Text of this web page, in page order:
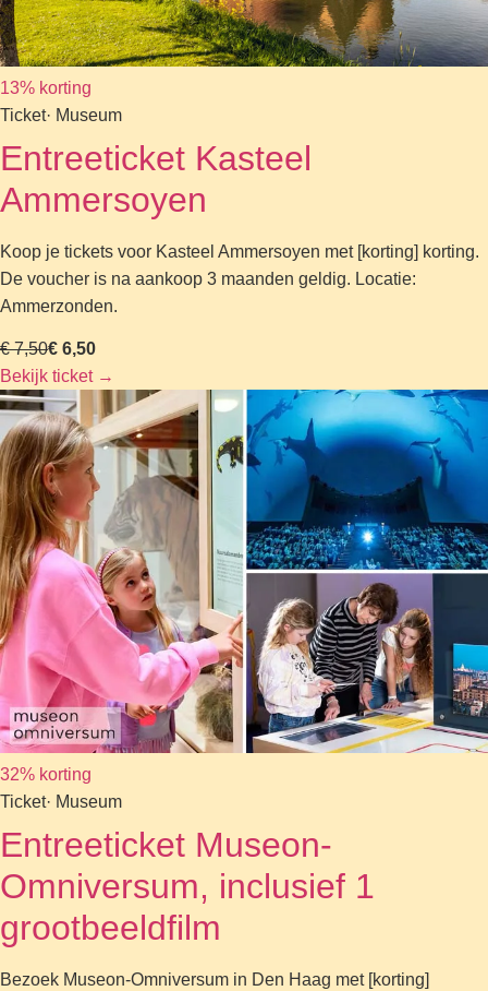
13% korting
Ticket· Museum
Entreeticket Kasteel
Ammersoyen
Koop je tickets voor Kasteel Ammersoyen met [korting] korting.
De voucher is na aankoop 3 maanden geldig. Locatie:
Ammerzonden.
€ 7,50€ 6,50
Bekijk ticket →
32% korting
Ticket· Museum
Entreeticket Museon-
Omniversum, inclusief 1
grootbeeldfilm
Bezoek Museon-Omniversum in Den Haag met [korting]